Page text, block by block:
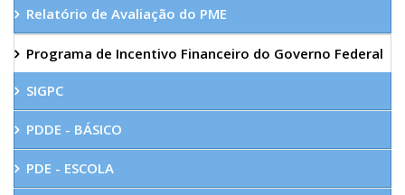
Relatório de Avaliação do PME
Programa de Incentivo Financeiro do Governo Federal
SIGPC
PDDE - BÁSICO
PDE - ESCOLA